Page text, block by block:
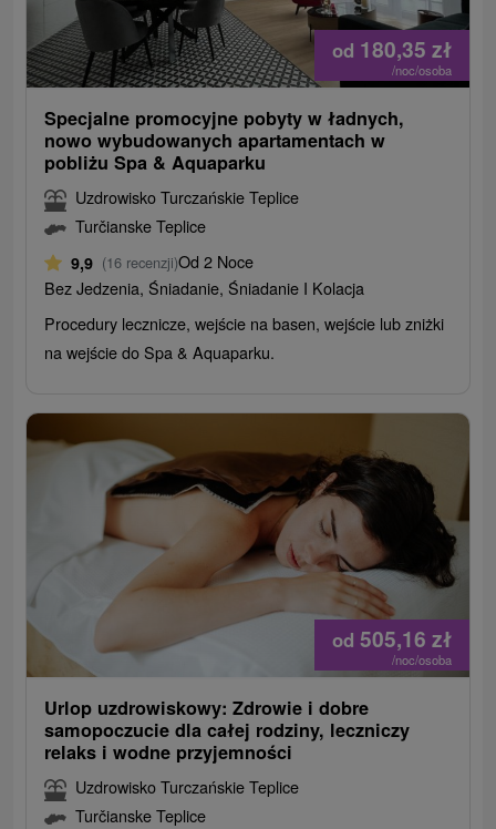
od 180,35 zł
/noc/osoba
Specjalne promocyjne pobyty w ładnych,
nowo wybudowanych apartamentach w
pobliżu Spa & Aquaparku
Uzdrowisko Turczańskie Teplice
Turčianske Teplice
9,9 (16 recenzji)Od 2 Noce
Bez Jedzenia, Śniadanie, Śniadanie I Kolacja
Procedury lecznicze, wejście na basen, wejście lub zniżki
na wejście do Spa & Aquaparku.
od 505,16 zł
/noc/osoba
Urlop uzdrowiskowy: Zdrowie i dobre
samopoczucie dla całej rodziny, leczniczy
relaks i wodne przyjemności
Uzdrowisko Turczańskie Teplice
Turčianske Teplice